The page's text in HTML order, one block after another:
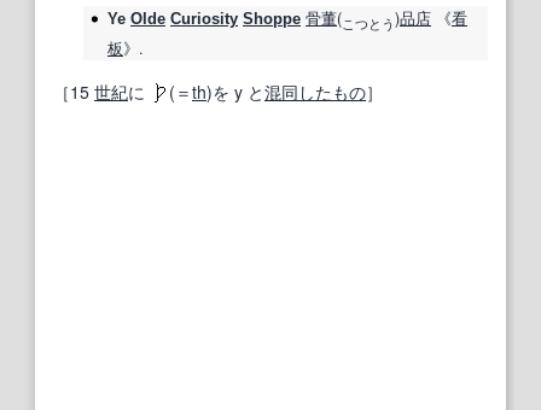
Ye Olde Curiosity Shoppe 骨董(こ つと う )品店 《看
板》.
［15 世紀に (＝th)を y と混同 したもの］